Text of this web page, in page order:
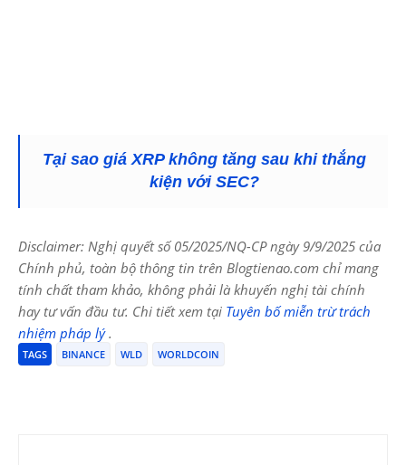
Tại sao giá XRP không tăng sau khi thắng
kiện với SEC?
Disclaimer: Nghị quyết số 05/2025/NQ-CP ngày 9/9/2025 của
Chính phủ, toàn bộ thông tin trên Blogtienao.com chỉ mang
tính chất tham khảo, không phải là khuyến nghị tài chính
hay tư vấn đầu tư. Chi tiết xem tại Tuyên bố miễn trừ trách
nhiệm pháp lý.
TAGS BINANCE WLD WORLDCOIN